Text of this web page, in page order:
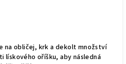
na obličej, krk a dekolt množství
lískového oříšku, aby následná